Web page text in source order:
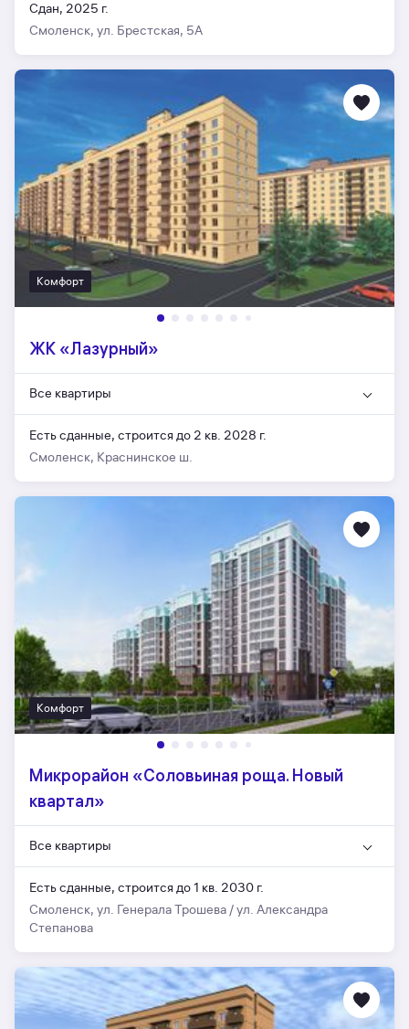
Сдан, 2025 г.
Смоленск, ул. Брестская, 5А
Комфорт
ЖК «Лазурный»
Все квартиры
Есть сданные, строится до 2 кв. 2028 г.
Смоленск, Краснинское ш.
Комфорт
Микрорайон «Соловьиная роща. Новый
квартал»
Все квартиры
Есть сданные, строится до 1 кв. 2030 г.
Смоленск, ул. Генерала Трошева / ул. Александра
Степанова